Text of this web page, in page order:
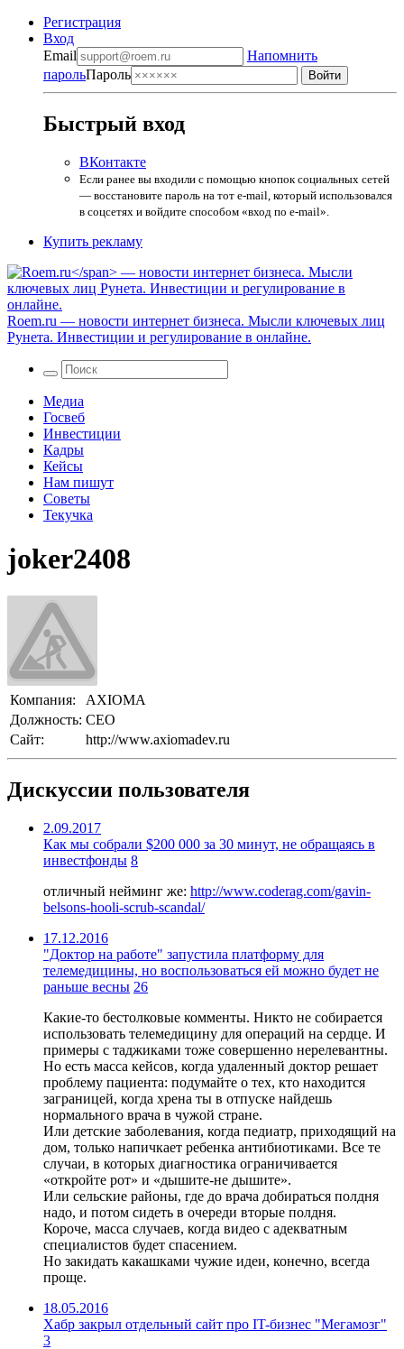
Регистрация
Вход
Email
Напомнить
парольПароль
Быстрый вход
ВКонтакте
Если ранее вы входили с помощью кнопок социальных сетей
— восстановите пароль на тот e-mail, который использовался
в соцсетях и войдите способом «вход по e-mail».
Купить рекламу
Roem.ru — новости интернет бизнеса. Мысли ключевых лиц
Рунета. Инвестиции и регулирование в онлайне.
Медиа
Госвеб
Инвестиции
Кадры
Кейсы
Нам пишут
Советы
Текучка
joker2408
Компания:
AXIOMA
Должность: CEO
Сайт:
http://www.axiomadev.ru
Дискуссии пользователя
2.09.2017
Как мы собрали $200 000 за 30 минут, не обращаясь в
инвестфонды 8
отличный нейминг же: http://www.coderag.com/gavin-
belsons-hooli-scrub-scandal/
17.12.2016
"Доктор на работе" запустила платформу для
телемедицины, но воспользоваться ей можно будет не
раньше весны 26
Какие-то бестолковые комменты. Никто не собирается
использовать телемедицину для операций на сердце. И
примеры с таджиками тоже совершенно нерелевантны.
Но есть масса кейсов, когда удаленный доктор решает
проблему пациента: подумайте о тех, кто находится
заграницей, когда хрена ты в отпуске найдешь
нормального врача в чужой стране.
Или детские заболевания, когда педиатр, приходящий на
дом, только напичкает ребенка антибиотиками. Все те
случаи, в которых диагностика ограничивается
«откройте рот» и «дышите-не дышите».
Или сельские районы, где до врача добираться полдня
надо, и потом сидеть в очереди вторые полдня.
Короче, масса случаев, когда видео с адекватным
специалистов будет спасением.
Но закидать какашками чужие идеи, конечно, всегда
проще.
18.05.2016
Хабр закрыл отдельный сайт про IT-бизнес "Мегамозг"
3